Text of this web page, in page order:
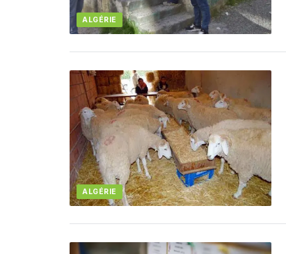
ALGÉRIE
ALGÉRIE